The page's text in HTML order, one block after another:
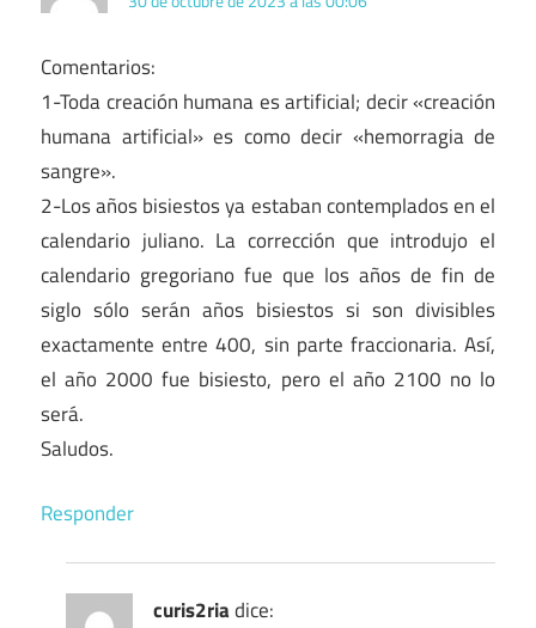
Comentarios:
1-Toda creación humana es artificial; decir «creación
humana artificial» es como decir «hemorragia de
sangre».
2-Los años bisiestos ya estaban contemplados en el
calendario juliano. La corrección que introdujo el
calendario gregoriano fue que los años de fin de
siglo sólo serán años bisiestos si son divisibles
exactamente entre 400, sin parte fraccionaria. Así,
el año 2000 fue bisiesto, pero el año 2100 no lo
será.
Saludos.
Responder
curis2ria dice: